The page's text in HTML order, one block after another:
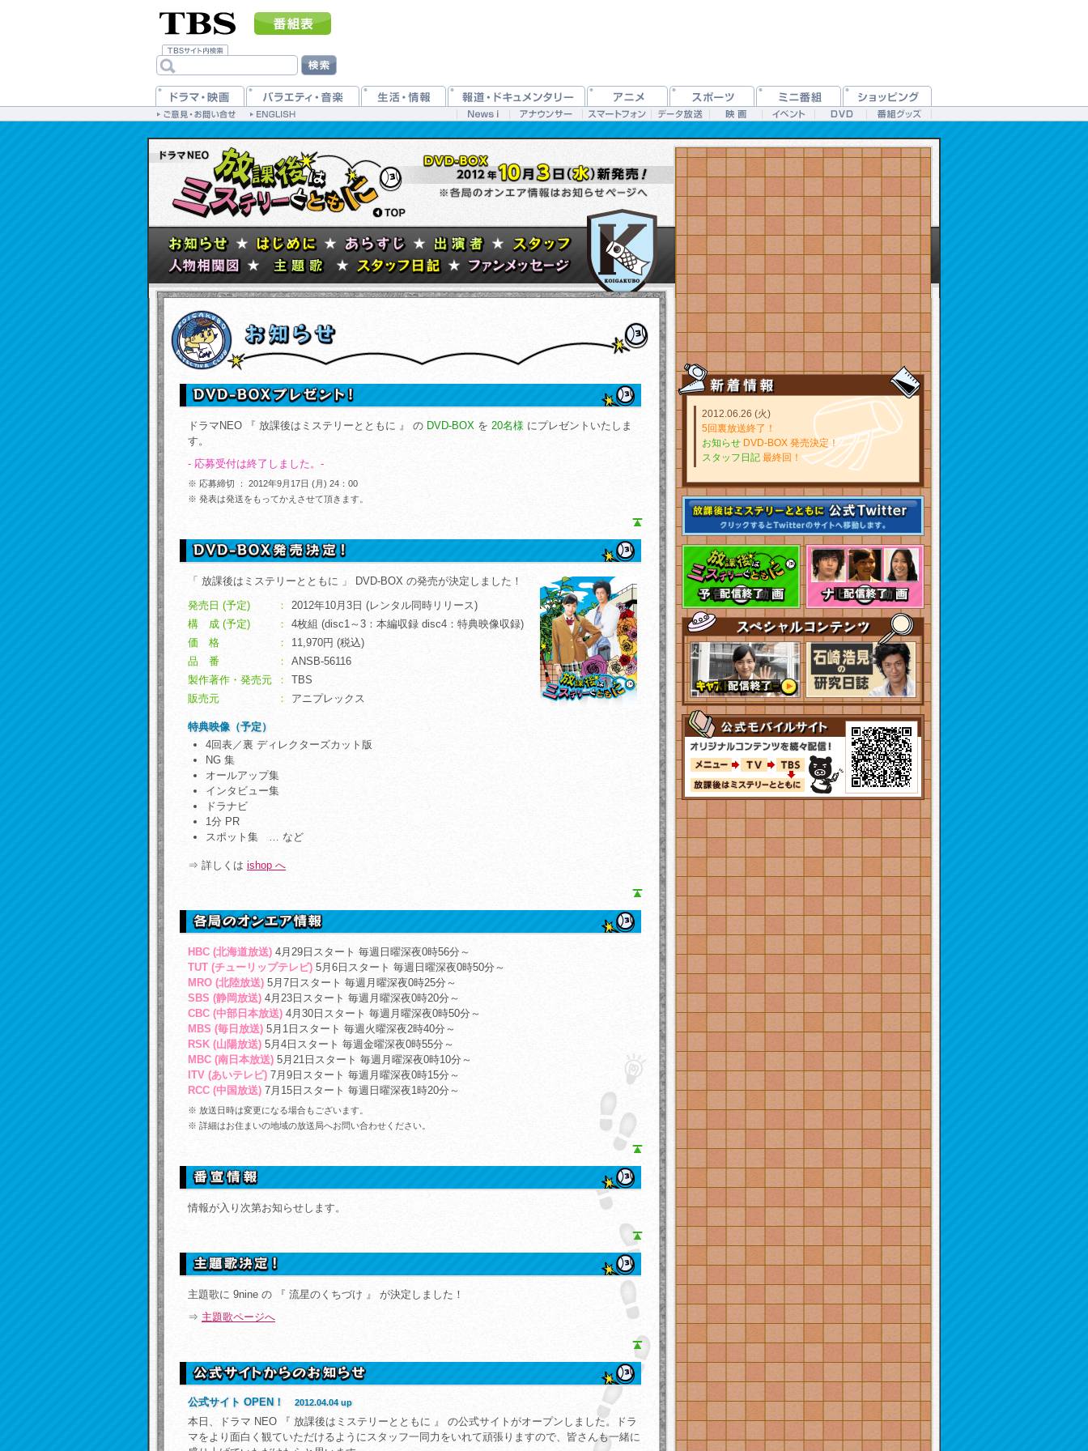
ドラマNEO 『 放課後はミステリーとともに 』 の DVD-BOX を 20名様 にプレゼントいたしま
す。
- 応募受付は終了しました。-
※ 応募締切 ： 2012年9月17日 (月) 24：00
※ 発表は発送をもってかえさせて頂きます。
「 放課後はミステリーとともに 」 DVD-BOX の発売が決定しました！
発売日 (予定)
：
2012年10月3日 (レンタル同時リリース)
構 成 (予定)
：
4枚組 (disc1～3：本編収録 disc4：特典映像収録)
価 格
：
11,970円 (税込)
品 番
：
ANSB-56116
製作著作・発売元
：
TBS
販売元
： アニプレックス
特典映像（予定）
4回表／裏 ディレクターズカット版
NG 集
オールアップ集
インタビュー集
ドラナビ
1分 PR
スポット集 … など
⇒ 詳しくは ishop へ
HBC (北海道放送) 4月29日スタート 毎週日曜深夜0時56分～
TUT (チューリップテレビ) 5月6日スタート 毎週日曜深夜0時50分～
MRO (北陸放送) 5月7日スタート 毎週月曜深夜0時25分～
SBS (静岡放送) 4月23日スタート 毎週月曜深夜0時20分～
CBC (中部日本放送) 4月30日スタート 毎週月曜深夜0時50分～
MBS (毎日放送) 5月1日スタート 毎週火曜深夜2時40分～
RSK (山陽放送) 5月4日スタート 毎週金曜深夜0時55分～
MBC (南日本放送) 5月21日スタート 毎週月曜深夜0時10分～
ITV (あいテレビ) 7月9日スタート 毎週月曜深夜0時15分～
RCC (中国放送) 7月15日スタート 毎週日曜深夜1時20分～
※ 放送日時は変更になる場合もございます。
※ 詳細はお住まいの地域の放送局へお問い合わせください。
情報が入り次第お知らせします。
主題歌に 9nine の 『 流星のくちづけ 』 が決定しました！
⇒ 主題歌ページへ
公式サイト OPEN！ 2012.04.04 up
本日、ドラマ NEO 『 放課後はミステリーとともに 』 の公式サイトがオープンしました。ドラ
マをより面白く観ていただけるようにスタッフ一同力をいれて頑張りますので、皆さんも一緒に
2012.06.26 (火)
5回裏放送終了！
お知らせ DVD-BOX 発売決定！
スタッフ日記 最終回！